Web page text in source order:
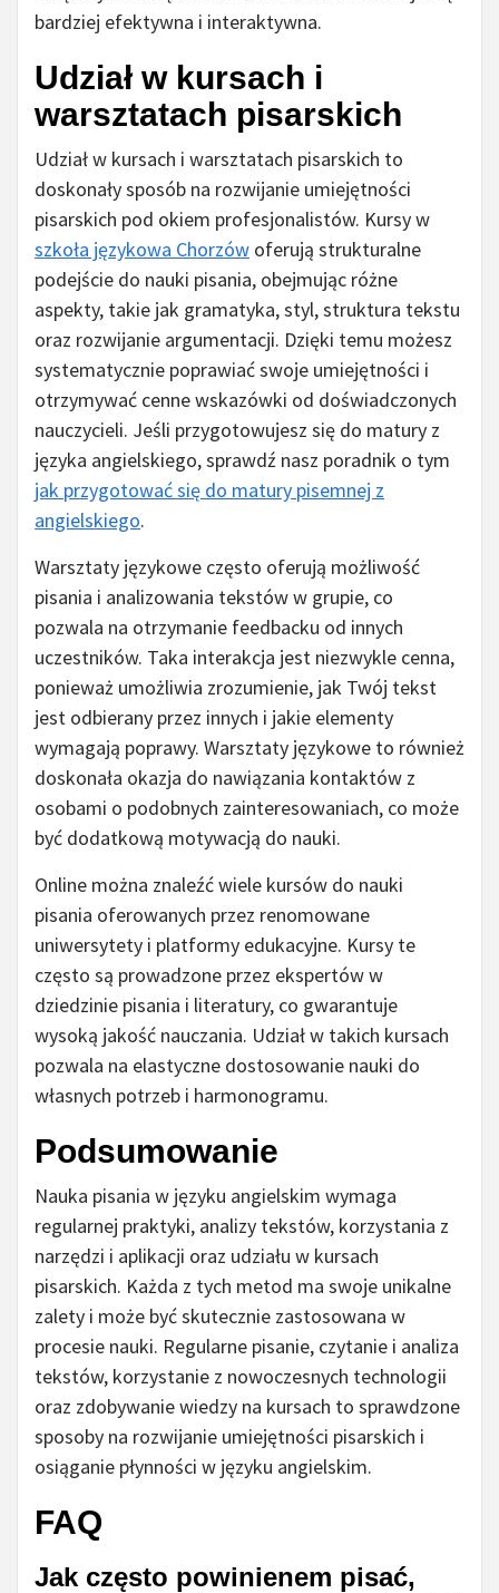
bardziej efektywna i interaktywna.
Udział w kursach i
warsztatach pisarskich
Udział w kursach i warsztatach pisarskich to
doskonały sposób na rozwijanie umiejętności
pisarskich pod okiem profesjonalistów. Kursy w
szkoła językowa Chorzów oferują strukturalne
podejście do nauki pisania, obejmując różne
aspekty, takie jak gramatyka, styl, struktura tekstu
oraz rozwijanie argumentacji. Dzięki temu możesz
systematycznie poprawiać swoje umiejętności i
otrzymywać cenne wskazówki od doświadczonych
nauczycieli. Jeśli przygotowujesz się do matury z
języka angielskiego, sprawdź nasz poradnik o tym
jak przygotować się do matury pisemnej z
angielskiego.
Warsztaty językowe często oferują możliwość
pisania i analizowania tekstów w grupie, co
pozwala na otrzymanie feedbacku od innych
uczestników. Taka interakcja jest niezwykle cenna,
ponieważ umożliwia zrozumienie, jak Twój tekst
jest odbierany przez innych i jakie elementy
wymagają poprawy. Warsztaty językowe to również
doskonała okazja do nawiązania kontaktów z
osobami o podobnych zainteresowaniach, co może
być dodatkową motywacją do nauki.
Online można znaleźć wiele kursów do nauki
pisania oferowanych przez renomowane
uniwersytety i platformy edukacyjne. Kursy te
często są prowadzone przez ekspertów w
dziedzinie pisania i literatury, co gwarantuje
wysoką jakość nauczania. Udział w takich kursach
pozwala na elastyczne dostosowanie nauki do
własnych potrzeb i harmonogramu.
Podsumowanie
Nauka pisania w języku angielskim wymaga
regularnej praktyki, analizy tekstów, korzystania z
narzędzi i aplikacji oraz udziału w kursach
pisarskich. Każda z tych metod ma swoje unikalne
zalety i może być skutecznie zastosowana w
procesie nauki. Regularne pisanie, czytanie i analiza
tekstów, korzystanie z nowoczesnych technologii
oraz zdobywanie wiedzy na kursach to sprawdzone
sposoby na rozwijanie umiejętności pisarskich i
osiąganie płynności w języku angielskim.
FAQ
Jak często powinienem pisać,